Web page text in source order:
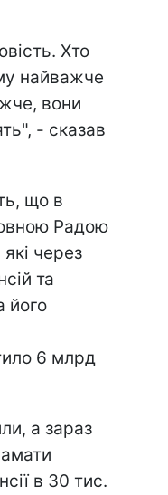
Хто
найважче
вони
- сказав
що в
Радою
через
та
його
6 млрд
а зараз
в 30 тис.